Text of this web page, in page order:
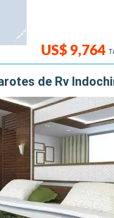
US$ 9,764
de Rv